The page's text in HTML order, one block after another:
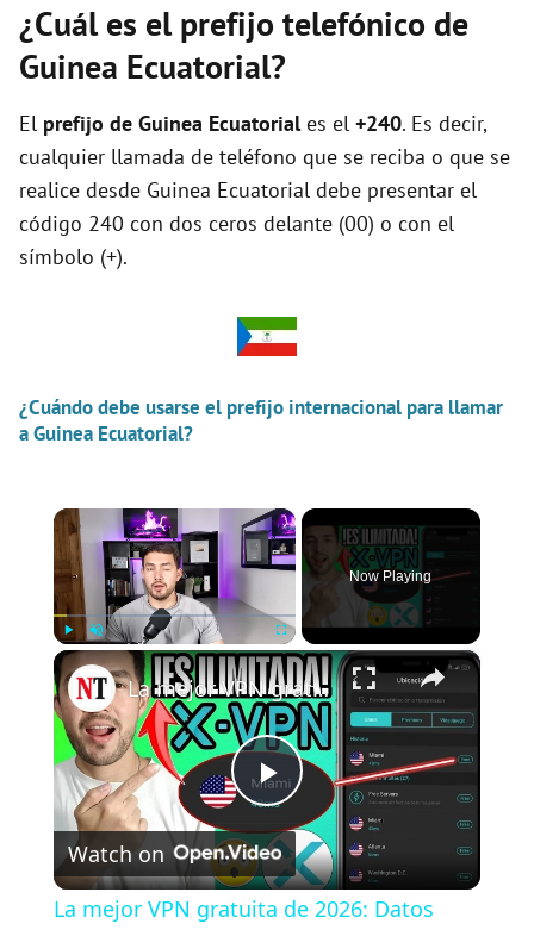
¿Cuál es el prefijo telefónico de
Guinea Ecuatorial?
El prefijo de Guinea Ecuatoriales el +240. Es decir,
cualquier llamada de teléfono que se reciba o que se
realice desde Guinea Ecuatorial debe presentar el
código 240 con dos ceros delante (00) o con el
símbolo (+).
¿Cuándo debe usarse el prefijo internacional para llamar
a Guinea Ecuatorial?
×
Play Unmute Fullscreen
Now Playing
×
P
l
La mejor VPN gratuita de 2026: Datos ilimitados y segura (Análisis de X-VPN)
Watch on
La mejor VPN gratuita de 2026: Datos